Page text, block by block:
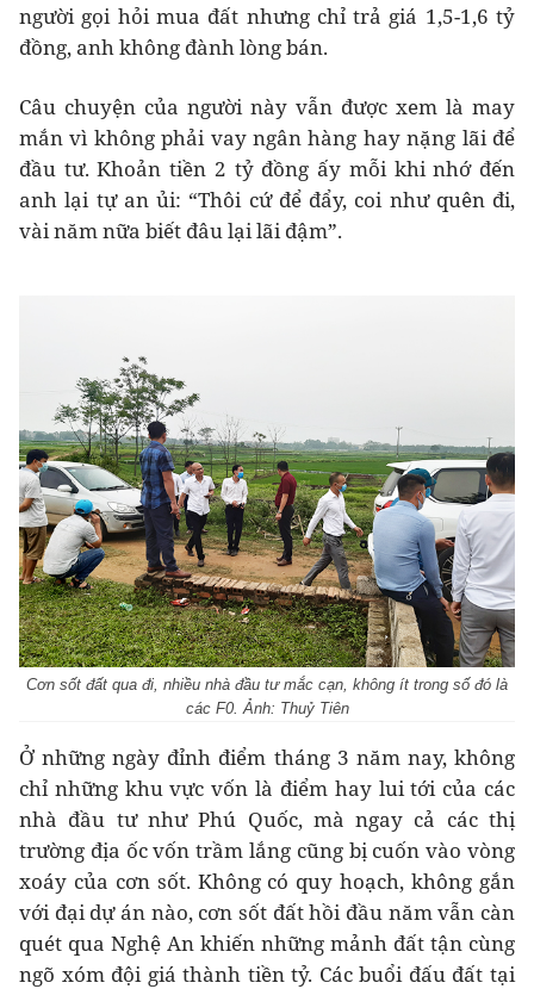
người gọi hỏi mua đất nhưng chỉ trả giá 1,5-1,6 tỷ
đồng, anh không đành lòng bán.
Câu chuyện của người này vẫn được xem là may
mắn vì không phải vay ngân hàng hay nặng lãi để
đầu tư. Khoản tiền 2 tỷ đồng ấy mỗi khi nhớ đến
anh lại tự an ủi: “Thôi cứ để đẩy, coi như quên đi,
vài năm nữa biết đâu lại lãi đậm”.
Cơn sốt đất qua đi, nhiều nhà đầu tư mắc cạn, không ít trong số đó là
các F0. Ảnh: Thuỷ Tiên
Ở những ngày đỉnh điểm tháng 3 năm nay, không
chỉ những khu vực vốn là điểm hay lui tới của các
nhà đầu tư như Phú Quốc, mà ngay cả các thị
trường địa ốc vốn trầm lắng cũng bị cuốn vào vòng
xoáy của cơn sốt. Không có quy hoạch, không gắn
với đại dự án nào, cơn sốt đất hồi đầu năm vẫn càn
quét qua Nghệ An khiến những mảnh đất tận cùng
ngõ xóm đội giá thành tiền tỷ. Các buổi đấu đất tại